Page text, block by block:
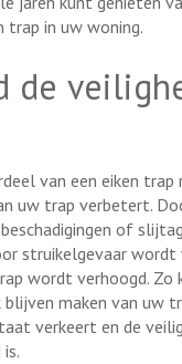
trap in uw woning.
de
van een eiken
uw trap verbetert.
of
struikelgevaar wordt
wordt verhoogd. Zo
blijven maken van uw
verkeert en de